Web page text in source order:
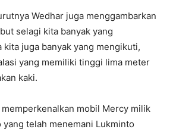
Wedhar juga menggambarkan
selagi kita banyak yang
kita juga banyak yang mengikuti,
yang memiliki tinggi lima meter
kaki.
mobil Mercy milik
telah menemani Lukminto